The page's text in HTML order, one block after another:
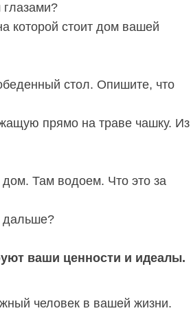
глазами?
которой стоит дом вашей
стол. Опишите, что
прямо на траве чашку. Из
дом. Там водоем. Что это за
дальше?
ваши ценности и идеалы.
человек в вашей жизни.